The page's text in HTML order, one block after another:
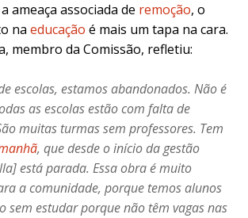
ameaça associada de remoção, o
na educação é mais um tapa na cara.
membro da Comissão, refletiu:
escolas, estamos abandonados. Não é
as escolas estão com falta de
muitas turmas sem professores. Tem
, que desde o início da gestão
está parada. Essa obra é muito
a comunidade, porque temos alunos
sem estudar porque não têm vagas nas